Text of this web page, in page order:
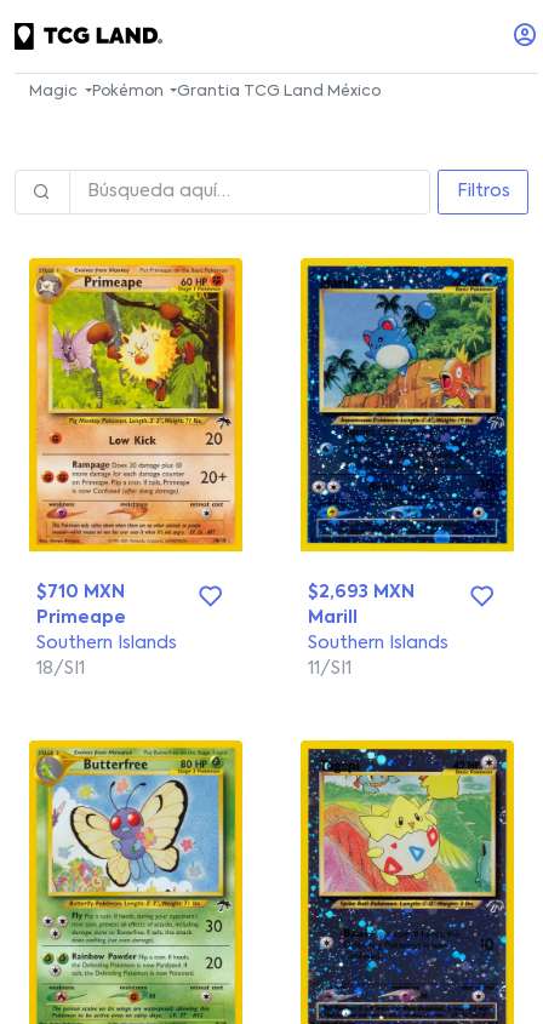
Magic Pokémon Grantia TCG Land México
Filtros
$710 MXN
Primeape
Southern Islands
18/SI1
$2,693 MXN
Marill
Southern Islands
11/SI1